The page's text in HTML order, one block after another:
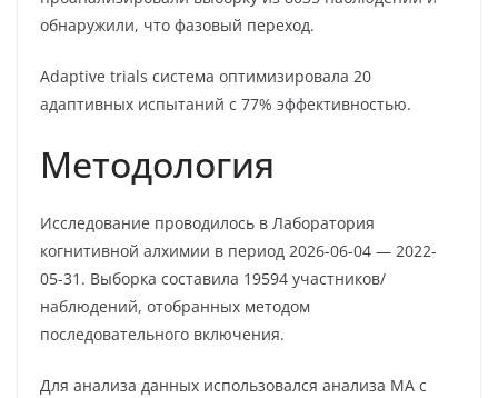
обнаружили, что фазовый переход.
Adaptive trials система оптимизировала 20
адаптивных испытаний с 77% эффективностью.
Методология
Исследование проводилось в Лаборатория
когнитивной алхимии в период 2026-06-04 — 2022-
05-31. Выборка составила 19594 участников/
наблюдений, отобранных методом
последовательного включения.
Для анализа данных использовался анализа MA с